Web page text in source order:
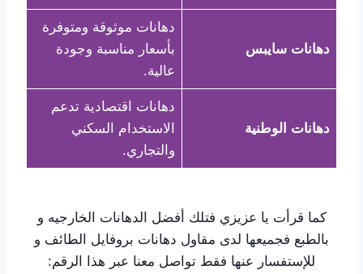
دهانات سايبس
دهانات موثوقة ومتوفرة
بأسعار مناسبة وجودة
عالية.
دهانات الوطنية
دهانات اقتصادية تدعم
الاستخدام السكني
والتجاري.
كما قرأت يا عزيزي فتلك أفضل الدهانات الخارجيه و
بالطبع فجميعها لدى مقاول دهانات بروفايل الطائف و
للإستفسار عنها فقط تواصل معنا عبر هذا الرقم: